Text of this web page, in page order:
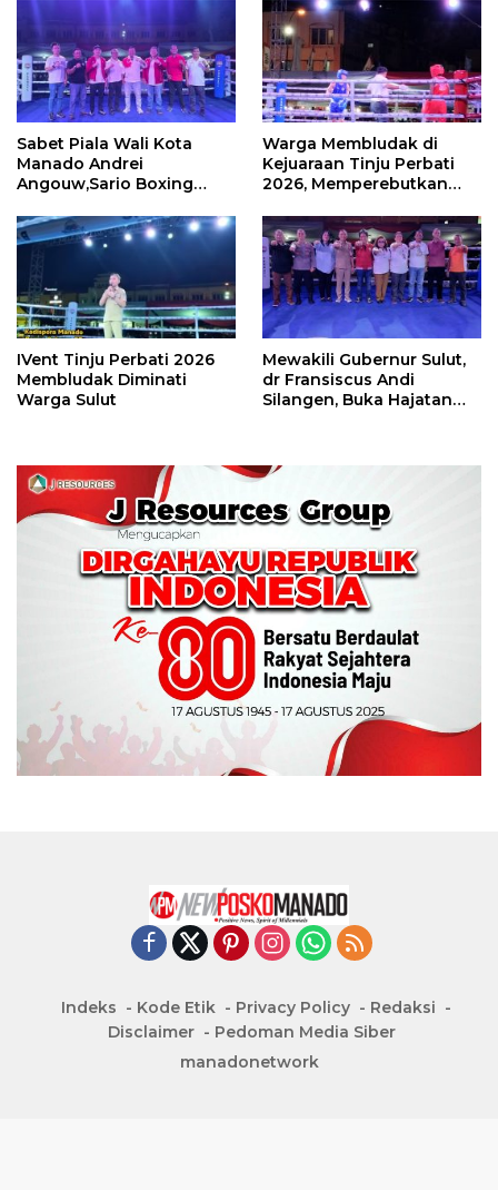
Sabet Piala Wali Kota
Manado Andrei
Angouw,Sario Boxing
Perbati 2026
Warga Membludak di
Kejuaraan Tinju Perbati
2026, Memperebutkan
IVent Tinju Perbati 2026
Membludak Diminati
Warga Sulut
Mewakili Gubernur Sulut,
dr Fransiscus Andi
Silangen, Buka Hajatan
Indeks Kode Etik Privacy Policy
Redaksi
Disclaimer
Pedoman Media Siber
manadonetwork